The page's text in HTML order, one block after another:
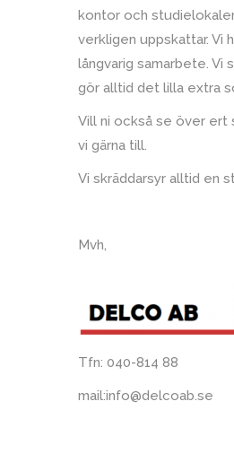
kontor och
verkligen uppskattar. Vi
långvarig samarbete.
gör alltid det lilla extra
Vill ni också se över ert
vi gärna till.
Vi skräddarsyr alltid en
Mvh,
Tfn: 040-814 88
mail:info@delcoab.se